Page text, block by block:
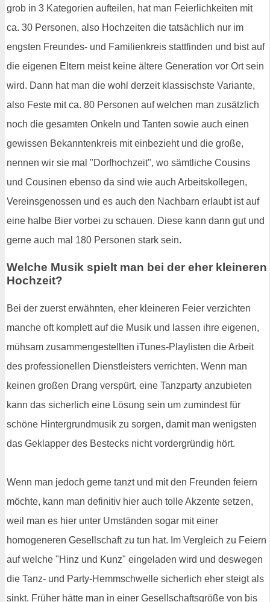
grob in 3 Kategorien aufteilen, hat man Feierlichkeiten mit
ca. 30 Personen, also Hochzeiten die tatsächlich nur im
engsten Freundes- und Familienkreis stattfinden und bist auf
die eigenen Eltern meist keine ältere Generation vor Ort sein
wird. Dann hat man die wohl derzeit klassischste Variante,
also Feste mit ca. 80 Personen auf welchen man zusätzlich
noch die gesamten Onkeln und Tanten sowie auch einen
gewissen Bekanntenkreis mit einbezieht und die große,
nennen wir sie mal "Dorfhochzeit", wo sämtliche Cousins
und Cousinen ebenso da sind wie auch Arbeitskollegen,
Vereinsgenossen und es auch den Nachbarn erlaubt ist auf
eine halbe Bier vorbei zu schauen. Diese kann dann gut und
gerne auch mal 180 Personen stark sein.
Welche Musik spielt man bei der eher kleineren
Hochzeit?
Bei der zuerst erwähnten, eher kleineren Feier verzichten
manche oft komplett auf die Musik und lassen ihre eigenen,
mühsam zusammengestellten iTunes-Playlisten die Arbeit
des professionellen Dienstleisters verrichten. Wenn man
keinen großen Drang verspürt, eine Tanzparty anzubieten
kann das sicherlich eine Lösung sein um zumindest für
schöne Hintergrundmusik zu sorgen, damit man wenigsten
das Geklapper des Bestecks nicht vordergründig hört.
Wenn man jedoch gerne tanzt und mit den Freunden feiern
möchte, kann man definitiv hier auch tolle Akzente setzen,
weil man es hier unter Umständen sogar mit einer
homogeneren Gesellschaft zu tun hat. Im Vergleich zu Feiern
auf welche "Hinz und Kunz" eingeladen wird und deswegen
die Tanz- und Party-Hemmschwelle sicherlich eher steigt als
sinkt. Früher hätte man in einer Gesellschaftsgröße von bis